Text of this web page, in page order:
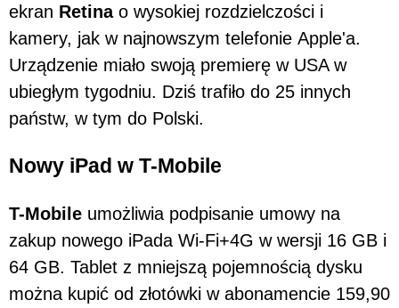
ekran Retinao wysokiej rozdzielczości i
kamery, jak w najnowszym telefonie Apple'a.
Urządzenie miało swoją premierę w USA w
ubiegłym tygodniu. Dziś trafiło do 25 innych
państw, w tym do Polski.
Nowy iPad w T-Mobile
T-Mobile umożliwia podpisanie umowy na
zakup nowego iPada Wi-Fi+4G w wersji 16 GB i
64 GB. Tablet z mniejszą pojemnością dysku
można kupić od złotówki w abonamencie 159,90